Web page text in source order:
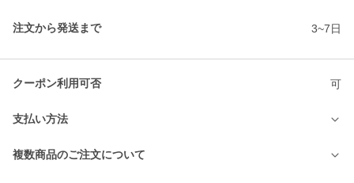
注文から発送まで 3~7日
クーポン利用可否 可
支払い方法
複数商品のご注文について